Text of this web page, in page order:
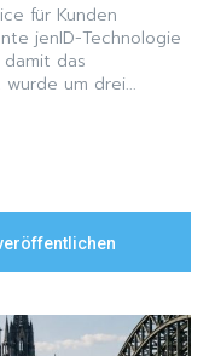
für Kunden
jenID-Technologie
das
um drei...